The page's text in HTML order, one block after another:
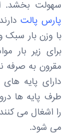
سهولت بخشد.
پارس پالت
با وزن بار سبک
برای زیر بار
دارای پایه
طرف پایه ها
را اشغال می
می شود.